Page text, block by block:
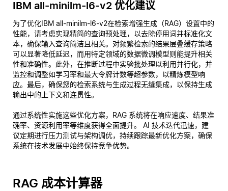
IBM all-minilm-l6-v2 优化建议
为了优化IBM all-minilm-l6-v2在检索增强生成（RAG）设置中的
性能，请考虑实现精简的查询预处理，以去除停用词并标准化文
本，确保输入查询简洁且相关。对频繁检索的结果层叠缓存策略
可以显著降低延迟，而用特定领域的数据微调模型则能提升相关
性和准确性。此外，在推断过程中实验批处理以利用并行化，并
监控和调整如学习率和最大令牌计数等超参数，以精炼模型响
应。最后，确保您的检索系统与生成过程无缝集成，以保持生成
输出中的上下文和连贯性。
通过系统性实施这些优化方案，RAG 系统将在响应速度、结果准
确率、资源利用率等维度获得全面提升。 AI 技术迭代迅速，建
议定期进行压力测试与架构调优，持续跟踪最新优化方案，确保
系统在技术发展中始终保持竞争优势。
RAG 成本计算器